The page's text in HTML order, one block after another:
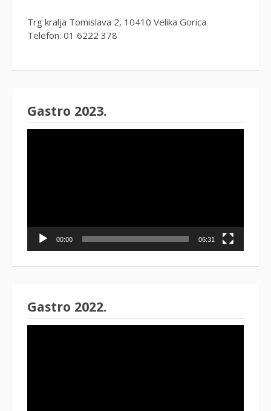
Trg kralja Tomislava 2, 10410 Velika Gorica
Telefon: 01 6222 378
Gastro 2023.
00:00 06:31
Gastro 2022.